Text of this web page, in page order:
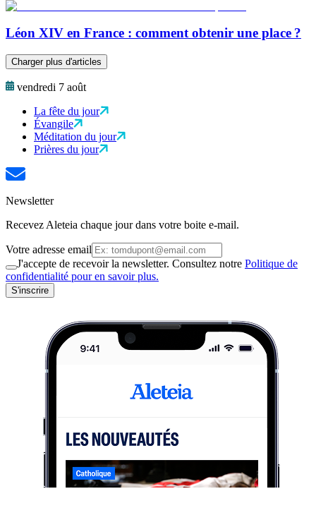
Léon XIV en France : comment obtenir une place ?
Charger plus d'articles
vendredi 7 août
La fête du jour
Évangile
Méditation du jour
Prières du jour
Newsletter
Recevez Aleteia chaque jour dans votre boite e-mail.
Votre adresse email
J'accepte de recevoir la newsletter. Consultez notre Politique de
confidentialité pour en savoir plus.
S'inscrire